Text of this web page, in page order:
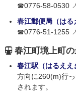
☎0776-58-0530
春江郵便局（はる
☎0776-51-1255
春江町境上町
春江駅（はるええ
方向に260(m)行
されます。